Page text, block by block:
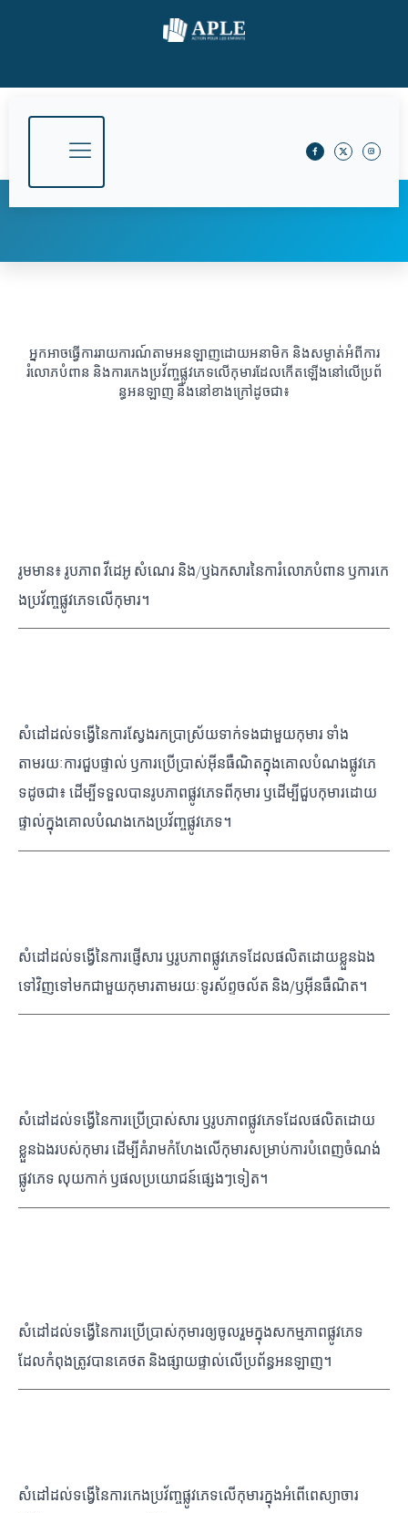
អ្នកអាចធ្វើការរាយការណ៍តាមអនឡាញដោយអនាមិក និងសម្ងាត់អំពីការ
រំលោភបំពាន និងកា​រ​កេង​ប្រ​វ័​​ញ្ចផ្លូ​វ​ភេ​​ទ​លើ​កុ​មា​រ​ដែ​ល​កើត​ឡើ​ង​នៅលើ​ប្រព័​
ន្ធអ​ន​ឡា​ញ​ និងនៅខាងក្រៅដូ​ច​ជា៖​
រូមមាន៖ រូបភាព វីដេអូ សំណេរ និង​/ឫឯកសារនៃកា​រំ​លោ​ភ​បំពា​ន​ ឫ​កា​រ​កេ​
ង​ប្រ​វ័​ញ្ចផ្លូវភេទលើកុមារ។
សំដៅដល់ទង្វើ​នៃ​កា​រ​ស្វែ​ងរ​ក​ប្រា​ស្រ័​យ​ទា​ក់​ទ​ងជា​មួ​យ​កុ​មា​រ​​ ទាំ​ង
តាមរយៈការជួបផ្ទាល់ ឫការប្រើប្រាស់អ៊ីនធឺណិតក្នុង​គោ​ល​បំ​ណ​ង​ផ្លូវ​ភេ​​
ទដូ​​ចជា​៖​​ ដើម្បីទទួលបានរូបភាពផ្លូវភេទពីកុមារ ឫដើម្បី​ជួ​បកុមារដោយ​
ផ្ទាល់​ក្នុ​ង​គោ​លបំណង​កេ​ង​ប្រវ័​ញ្ច​ផ្លូ​វ​ភេ​ទ​។
សំដៅដល់ទង្វើនៃការផ្ញើសារ ​ឫ​រូ​ប​ភា​ព​ផ្លូ​វភេ​ទ​ដែ​ល​ផលិ​ត​ដោ​យ​ខ្លួ​ន​ឯ​ង​
ទៅវិ​ញ​ទៅ​ម​ក​ជា​មួ​យ​កុ​មា​រ​តា​ម​រយៈទូរស័ព្ទចល័ត និង/ឫអ៊ីនធឺណិត។
សំដៅដល់ទង្វើនៃការប្រើប្រាស់សារ ឫរូបភាពផ្លូវភេទដែលផលិតដោយ
ខ្លួនឯងរបស់កុមារ ដើម្បីគំ​រាមកំហែងលើកុមារសម្រាប់ការបំពេញចំណង់
ផ្លូវភេទ លុយកាក់ ឫផលប្រយោជន៍ផ្សេងៗទៀត។
សំដៅដល់ទង្វើ​នៃកា​រ​ប្រើ​ប្រា​ស់កុ​មា​រ​ឲ្យ​ចូ​ល​រួ​ម​ក្នុ​ង​​ស​ក​ម្មភា​ព​ផ្លូ​វ​ភេ​ទ​
ដែលកំពុងត្រូវបានគេថត និងផ្សាយផ្ទាល់លើប្រព័ន្ធអនឡាញ។
សំដៅដល់ទង្វើនៃការកេងប្រវ័ញ្ចផ្លូវភេទលើកុមារក្នុងអំពើពេស្យាចារ